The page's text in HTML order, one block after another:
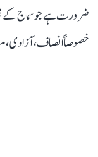
ضرورت ہے جو سماج کے
خصوصاً انصاف، آزادی،